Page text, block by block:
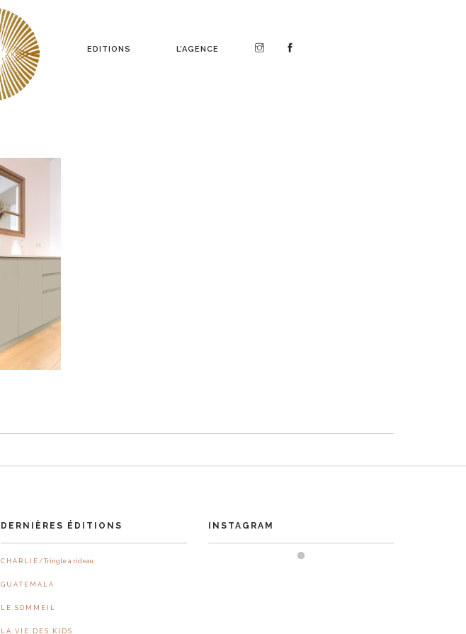
EDITIONS L’AGENCE
DERNIÈRES ÉDITIONS
C H A R L I E / Tringle à rideau
G U A T E M A L A
L E . S O M M E I L
L A . V I E . D E S . K I D S
INSTAGRAM